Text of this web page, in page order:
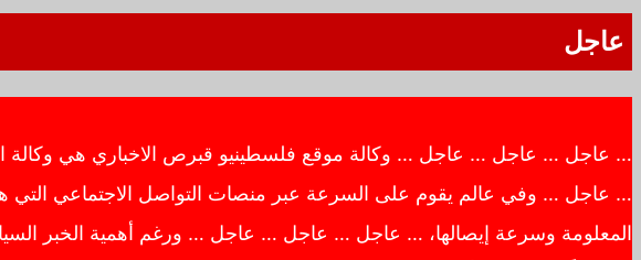
عاجل
… عاجل … عاجل … عاجل … وكالة موقع فلسطينيو قبرص الاخباري هي وكالة
… عاجل … وفي عالم يقوم على السرعة عبر منصات التواصل الاجتماعي التي
المعلومة وسرعة إيصالها، … عاجل … عاجل … عاجل … ورغم أهمية الخبر